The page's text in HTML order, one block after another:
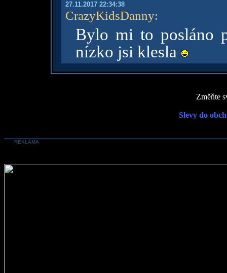
27.11.2017 22:34:38
CrazyKidsDanny:
Bylo mi to posláno
nízko jsi klesla
Změňte
Slevy do
REKLAMA